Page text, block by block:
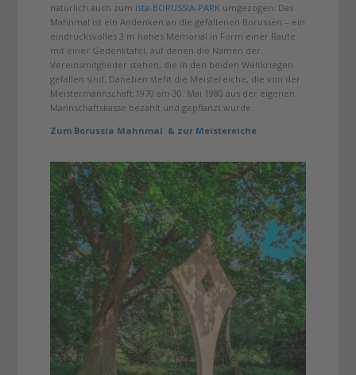
natürlich auch zum ista-BORUSSIA-PARK umgezogen. Das
Mahnmal ist ein Andenken an die gefallenen Borussen – ein
eindrucksvolles 3 m hohes Memorial in Form einer Raute
mit einer Gedenktafel, auf denen die Namen der
Vereinsmitglieder stehen, die in den beiden Weltkriegen
gefallen sind. Daneben steht die Meistereiche, die von der
Meistermannschaft 1970 am 30. Mai 1980 aus der eigenen
Mannschaftskasse bezahlt und gepflanzt wurde.
Zum Borussia Mahnmal & zur Meistereiche